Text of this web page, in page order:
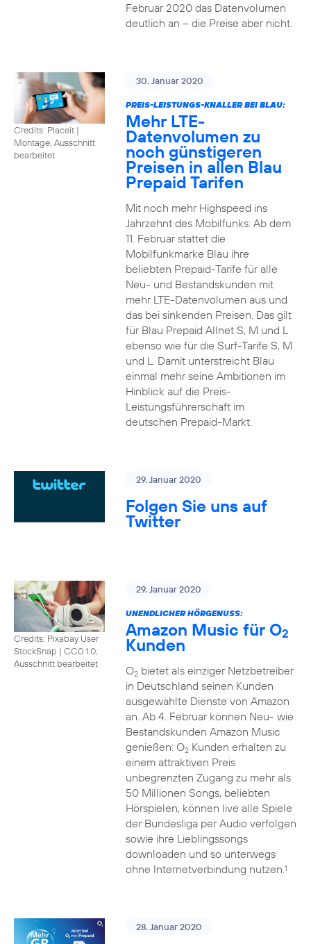
Februar 2020 das Datenvolumen
deutlich an – die Preise aber nicht.
Credits: Placeit |
Montage, Ausschnitt
bearbeitet
30. Januar 2020
PREIS-LEISTUNGS-KNALLER BEI BLAU:
Mehr LTE-
Datenvolumen zu
noch günstigeren
Preisen in allen Blau
Prepaid Tarifen
Mit noch mehr Highspeed ins
Jahrzehnt des Mobilfunks: Ab dem
11. Februar stattet die
Mobilfunkmarke Blau ihre
beliebten Prepaid-Tarife für alle
Neu- und Bestandskunden mit
mehr LTE-Datenvolumen aus und
das bei sinkenden Preisen. Das gilt
für Blau Prepaid Allnet S, M und L
ebenso wie für die Surf-Tarife S, M
und L. Damit unterstreicht Blau
einmal mehr seine Ambitionen im
Hinblick auf die Preis-
Leistungsführerschaft im
deutschen Prepaid-Markt.
29. Januar 2020
Folgen Sie uns auf
Twitter
Credits: Pixabay User
StockSnap | CC0 1.0,
Ausschnitt bearbeitet
29. Januar 2020
UNENDLICHER HÖRGENUSS:
Amazon Music für O2
Kunden
O2bietet als einziger Netzbetreiber
in Deutschland seinen Kunden
ausgewählte Dienste von Amazon
an. Ab 4. Februar können Neu- wie
Bestandskunden Amazon Music
genießen: O2Kunden erhalten zu
einem attraktiven Preis
unbegrenzten Zugang zu mehr als
50 Millionen Songs, beliebten
Hörspielen, können live alle Spiele
der Bundesliga per Audio verfolgen
sowie ihre Lieblingssongs
downloaden und so unterwegs
ohne Internetverbindung nutzen.1
28. Januar 2020